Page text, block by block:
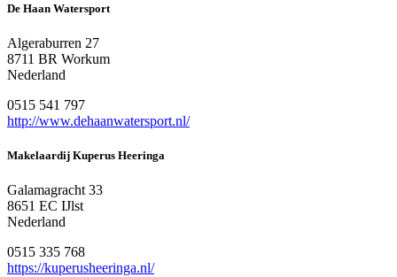
De Haan Watersport
Algeraburren 27
8711 BR Workum
Nederland
0515 541 797
http://www.dehaanwatersport.nl/
Makelaardij Kuperus Heeringa
Galamagracht 33
8651 EC IJlst
Nederland
0515 335 768
https://kuperusheeringa.nl/